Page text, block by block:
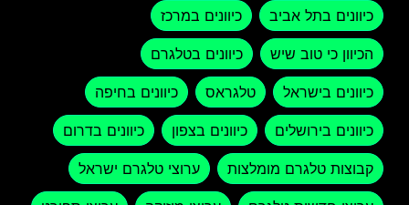
כיוונים בתל אביב
כיוונים במרכז
הכיוון כי טוב שיש כיוונים בטלגרם
כיוונים בישראל טלגראס כיוונים בחיפה
כיוונים בירושלים כיוונים בצפון כיוונים בדרום
קבוצות טלגרם מומלצות ערוצי טלגרם ישראל